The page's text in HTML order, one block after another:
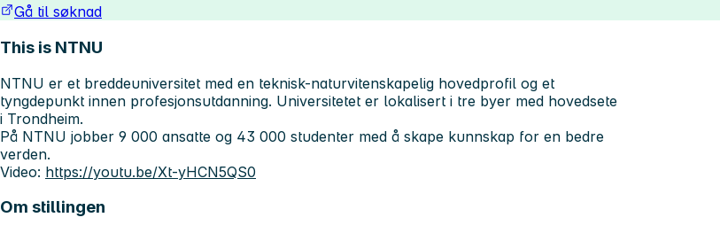
Gå til søknad
This is NTNU
NTNU er et breddeuniversitet med en teknisk-naturvitenskapelig hovedprofil og et
tyngdepunkt innen profesjonsutdanning. Universitetet er lokalisert i tre byer med hovedsete
i Trondheim.
På NTNU jobber 9 000 ansatte og 43 000 studenter med å skape kunnskap for en bedre
verden.
Video: https://youtu.be/Xt-yHCN5QS0
Om stillingen